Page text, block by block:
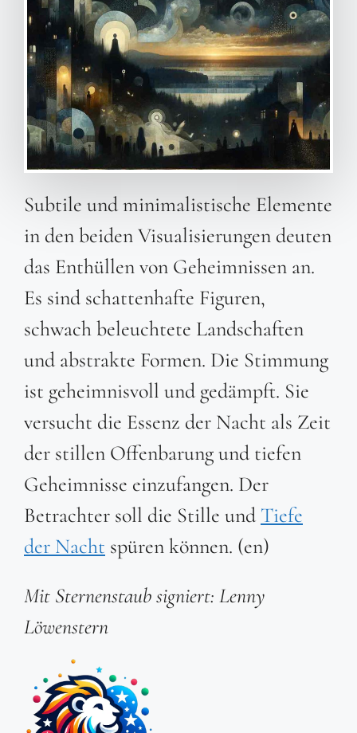
Subtile und minimalistische Elemente
in den beiden Visualisierungen deuten
das Enthüllen von Geheimnissen an.
Es sind schattenhafte Figuren,
schwach beleuchtete Landschaften
und abstrakte Formen. Die Stimmung
ist geheimnisvoll und gedämpft. Sie
versucht die Essenz der Nacht als Zeit
der stillen Offenbarung und tiefen
Geheimnisse einzufangen. Der
Betrachter soll die Stille und Tiefe
der Nacht spüren können. (en)
Mit Sternenstaub signiert: Lenny
Löwenstern